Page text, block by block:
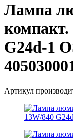
Лампа
G24d-1
Артикул